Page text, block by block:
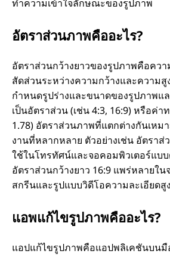
ทำความเข้าใจลักษณะของรูปภาพ
อัตราส่วนภาพคืออะไร?
อัตราส่วนกว้างยาวของรูปภาพคือคว
สัดส่วนระหว่างความกว้างและความสู
กำหนดรูปร่างและขนาดของรูปภาพแ
เป็นอัตราส่วน (เช่น 4:3, 16:9) หรือค่า
1.78) อัตราส่วนภาพที่แตกต่างกันเหม
งานที่หลากหลาย ตัวอย่างเช่น อัตราส่
ใช้ในโทรทัศน์และจอคอมพิวเตอร์แบ
อัตราส่วนกว้างยาว 16:9 แพร่หลายใน
สกรีนและรูปแบบวิดีโอความละเอียดสูง
แอพแก้ไขรูปภาพคืออะไร?
แอปแก้ไขรูปภาพคือแอปพลิเคชันบน